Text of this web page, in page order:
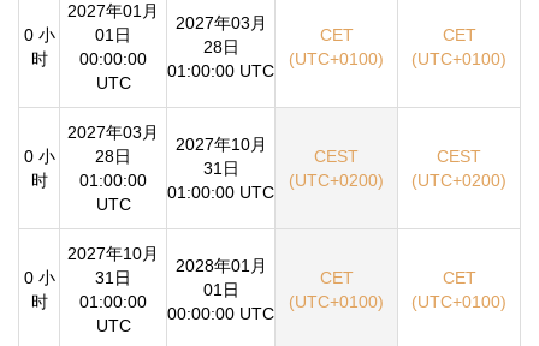
0 小
时
2027年01月
01日
00:00:00
UTC
2027年03月
28日
01:00:00 UTC
CET
(UTC+0100)
CET
(UTC+0100)
0 小
时
2027年03月
28日
01:00:00
UTC
2027年10月
31日
01:00:00 UTC
CEST
(UTC+0200)
CEST
(UTC+0200)
0 小
时
2027年10月
31日
01:00:00
UTC
2028年01月
01日
00:00:00 UTC
CET
(UTC+0100)
CET
(UTC+0100)